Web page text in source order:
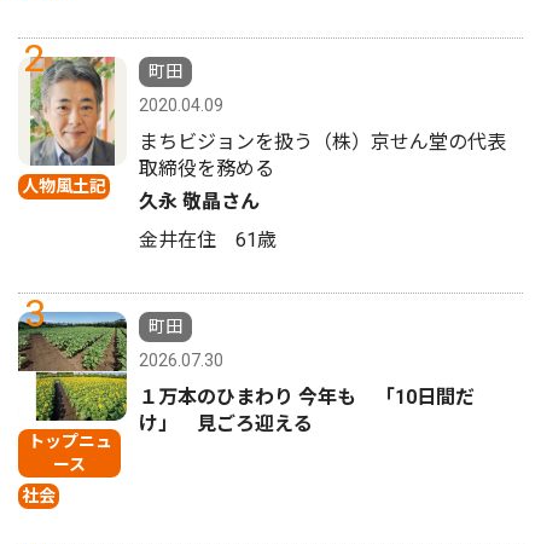
2
人物風土記
町田
2020.04.09
まちビジョンを扱う（株）京せん堂の代表
取締役を務める
久永 敬晶さん
金井在住 61歳
3
トップニュ
ース
社会
町田
2026.07.30
１万本のひまわり 今年も 「10日間だ
け」 見ごろ迎える